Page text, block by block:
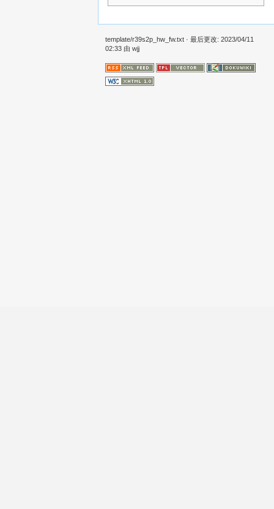
template/r39s2p_hw_fw.txt · 最后更改: 2023/04/11
02:33 由 wjj